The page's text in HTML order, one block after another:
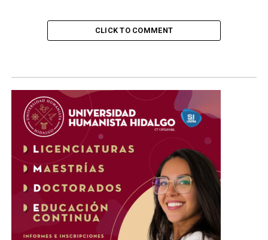
M— U.S. Consulate Tijuana
(@ConsuladoUSATJ)
CLICK TO COMMENT